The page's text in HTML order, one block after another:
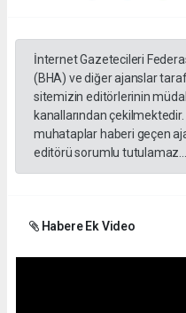
İnternet Gazetecileri
(BHA) ve diğer ajanslar
sitemizin editörlerinin
kanallarından
muhataplar haberi geçen
editörü sorumlu tutulamaz...
Habere Ek Video